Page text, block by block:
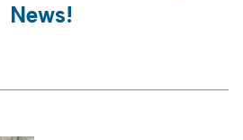
News!